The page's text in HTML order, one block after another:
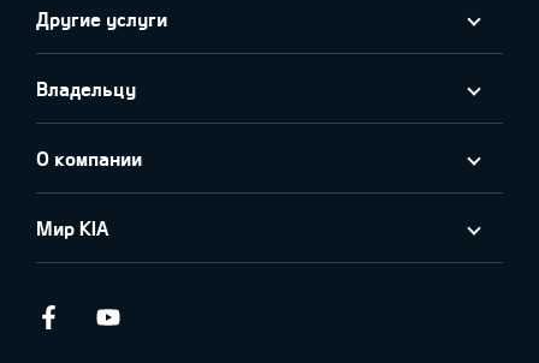
Другие услуги
Владельцу
О компании
Мир KIA
Facebook